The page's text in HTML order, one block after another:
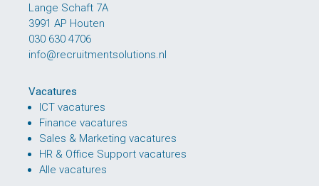
Lange Schaft 7A
3991 AP Houten
030 630 4706
info@recruitmentsolutions.nl
Vacatures
ICT vacatures
Finance vacatures
Sales & Marketing vacatures
HR & Office Support vacatures
Alle vacatures